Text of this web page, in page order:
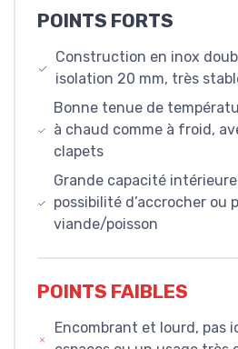
POINTS FORTS
Construction en inox
isolation 20 mm, très
Bonne tenue de
à chaud comme à froid,
clapets
Grande capacité
possibilité d’accrocher ou
viande/poisson
POINTS FAIBLES
Encombrant et lourd, pas